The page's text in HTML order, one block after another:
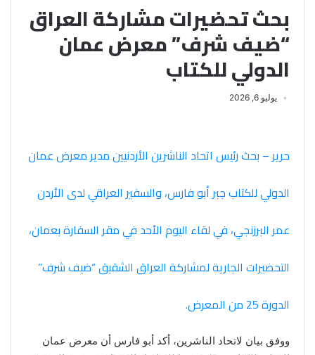
بحث تحضيرات مشاركة العراق
“ضيف شرف” معرض عمان
الدولي للكتاب
يوليو 6, 2026
حرير – بحث رئيس اتحاد الناشرين الأردنيين مدير معرض عمان
الدولي للكتاب جبر أبو فارس، والسفير العراقي لدى الأردن
عمر البرزنجي، في لقاء اليوم الأحد في مقر السفارة بعمان،
التحضيرات الجارية لمشاركة العراق الشقيق “ضيف شرف”
الدورة 25 من المعرض.
ووفق بيان لاتحاد الناشرين، أكد أبو فارس أن معرض عمان